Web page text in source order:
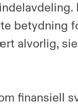
betydning
alvorlig,
finansiell